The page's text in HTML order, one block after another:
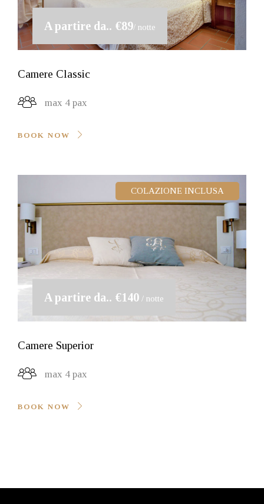
A partire da.. €89/ notte
Camere Classic
max 4 pax
BOOK NOW
A partire da.. €140 / notte
COLAZIONE INCLUSA
Camere Superior
max 4 pax
BOOK NOW